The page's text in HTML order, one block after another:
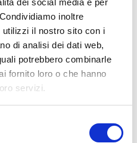
dei social media e per
inoltre
il nostro sito con i
di analisi dei dati web,
potrebbero combinarle
fornito loro o che hanno
servizi.